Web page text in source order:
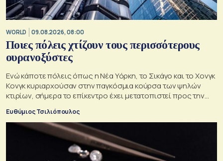
WORLD 09.08.2026, 08:00
Ποιες πόλεις χτίζουν τους περισσότερους
ουρανοξύστες
Ενώ κάποτε πόλεις όπως η Νέα Υόρκη, το Σικάγο και το Χονγκ
Κονγκ κυριαρχούσαν στην παγκόσμια κούρσα των ψηλών
κτιρίων, σήμερα το επίκεντρο έχει μετατοπιστεί προς την
Ευθύμιος Τσιλιόπουλος